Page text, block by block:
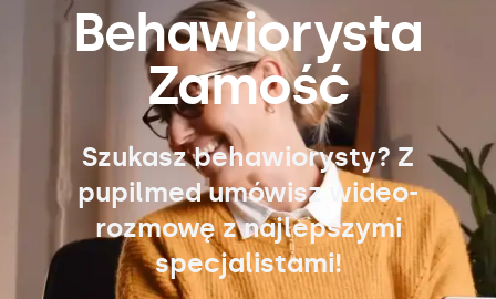
Behawiorysta
Zamość
Szukasz behawiorysty? Z
pupilmed umówisz wideo-
rozmowę z najlepszymi
specjalistami!